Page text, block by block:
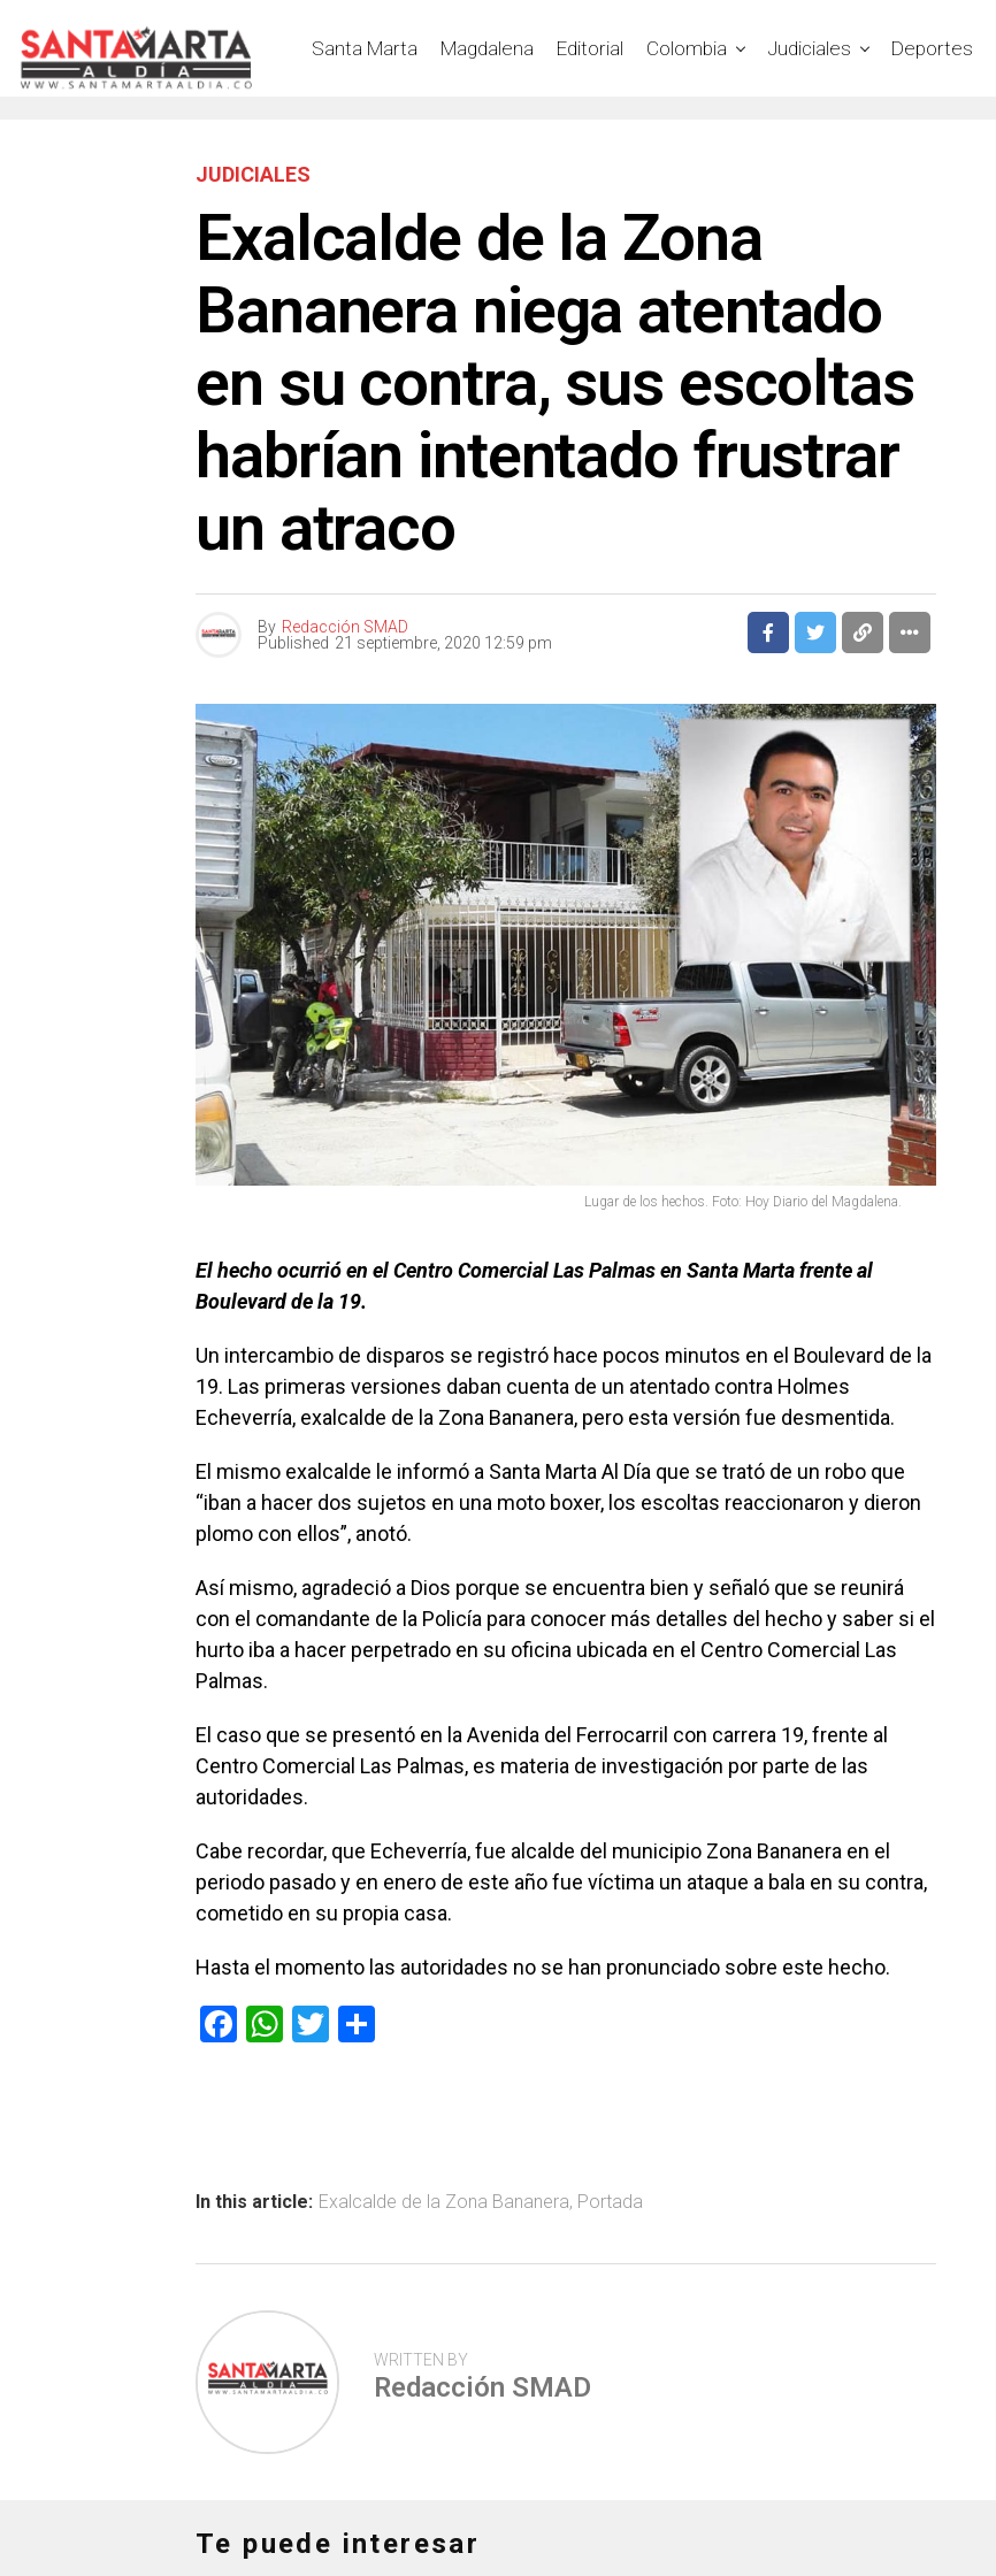
Santa Marta Magdalena Editorial Colombia Judiciales Deportes
JUDICIALES
Exalcalde de la Zona
Bananera niega atentado
en su contra, sus escoltas
habrían intentado frustrar
un atraco
By Redacción SMAD
Published 21 septiembre, 2020 12:59 pm
Lugar de los hechos. Foto: Hoy Diario del Magdalena.
El hecho ocurrió en el Centro Comercial Las Palmas en Santa Marta frente al
Boulevard de la 19.
Un intercambio de disparos se registró hace pocos minutos en el Boulevard de la
19. Las primeras versiones daban cuenta de un atentado contra Holmes
Echeverría, exalcalde de la Zona Bananera, pero esta versión fue desmentida.
El mismo exalcalde le informó a Santa Marta Al Día que se trató de un robo que
“iban a hacer dos sujetos en una moto boxer, los escoltas reaccionaron y dieron
plomo con ellos”, anotó.
Así mismo, agradeció a Dios porque se encuentra bien y señaló que se reunirá
con el comandante de la Policía para conocer más detalles del hecho y saber si el
hurto iba a hacer perpetrado en su oficina ubicada en el Centro Comercial Las
Palmas.
El caso que se presentó en la Avenida del Ferrocarril con carrera 19, frente al
Centro Comercial Las Palmas, es materia de investigación por parte de las
autoridades.
Cabe recordar, que Echeverría, fue alcalde del municipio Zona Bananera en el
periodo pasado y en enero de este año fue víctima un ataque a bala en su contra,
cometido en su propia casa.
Hasta el momento las autoridades no se han pronunciado sobre este hecho.
F
ok
W
p
T
tir
In this article: Exalcalde de la Zona Bananera, Portada
WRITTEN BY
Redacción SMAD
Te puede interesar